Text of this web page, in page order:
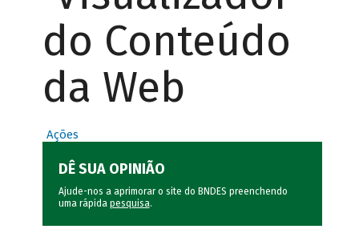
do Conteúdo
da Web
Ações
DÊ SUA OPINIÃO
Ajude-nos a aprimorar o site do BNDES preenchendo
uma rápida pesquisa.